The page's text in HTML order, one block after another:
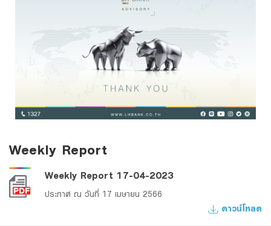
Weekly Report
Weekly Report 17-04-2023
ประกาศ ณ วันที่ 17 เมษายน 2566
ดาวน์โหลด